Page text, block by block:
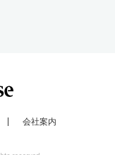
会社案内